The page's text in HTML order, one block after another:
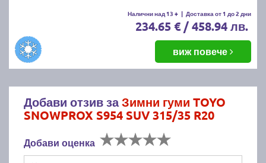
Налични над 13 + | Доставка от 1 до 2 дни
234.65 € / 458.94 лв.
виж повече
Добави отзив заЗимни гуми TOYO
SNOWPROX S954 SUV 315/35 R20
Добави оценка